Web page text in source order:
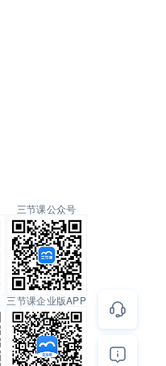
三节课公众号
三节课企业版APP